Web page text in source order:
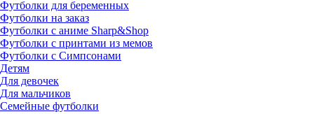
Футболки для беременных
Футболки на заказ
Футболки с аниме Sharp&Shop
Футболки с принтами из мемов
Футболки с Симпсонами
Детям
Для девочек
Для мальчиков
Семейные футболки